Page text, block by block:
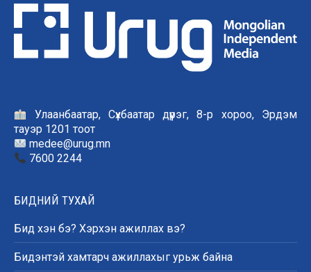
Улаанбаатар, Сүхбаатар дүүрэг, 8-р хороо, Эрдэм
тауэр 1201 тоот
medee@urug.mn
7600 2244
БИДНИЙ ТУХАЙ
Бид хэн бэ? Хэрхэн ажиллах вэ?
Бидэнтэй хамтарч ажиллахыг урьж байна